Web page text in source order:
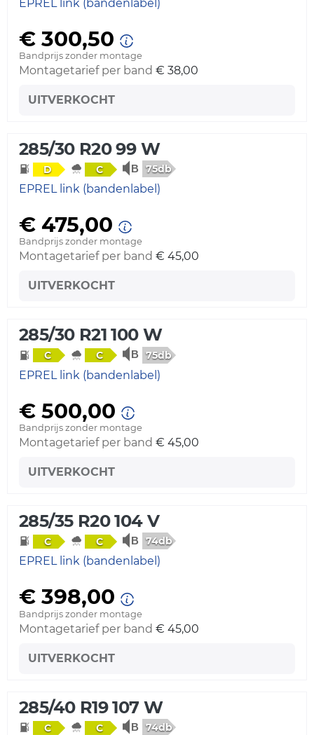
EPREL link (bandenlabel)
€ 300,50
Bandprijs zonder montage
Montagetarief per band € 38,00
UITVERKOCHT
285/30 R20 99 W
D C 75db
EPREL link (bandenlabel)
€ 475,00
Bandprijs zonder montage
Montagetarief per band € 45,00
UITVERKOCHT
285/30 R21 100 W
C C 75db
EPREL link (bandenlabel)
€ 500,00
Bandprijs zonder montage
Montagetarief per band € 45,00
UITVERKOCHT
285/35 R20 104 V
C C 74db
EPREL link (bandenlabel)
€ 398,00
Bandprijs zonder montage
Montagetarief per band € 45,00
UITVERKOCHT
285/40 R19 107 W
C C 74db